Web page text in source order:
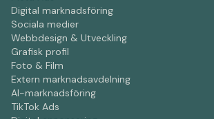
Digital marknadsföring
Sociala medier
Webbdesign & Utveckling
Grafisk profil
Foto & Film
Extern marknadsavdelning
AI-marknadsföring
TikTok Ads